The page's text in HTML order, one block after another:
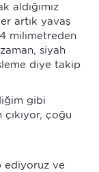
aldığımız
artık yavaş
milimetreden
siyah
diye takip
gibi
çoğu
ediyoruz ve